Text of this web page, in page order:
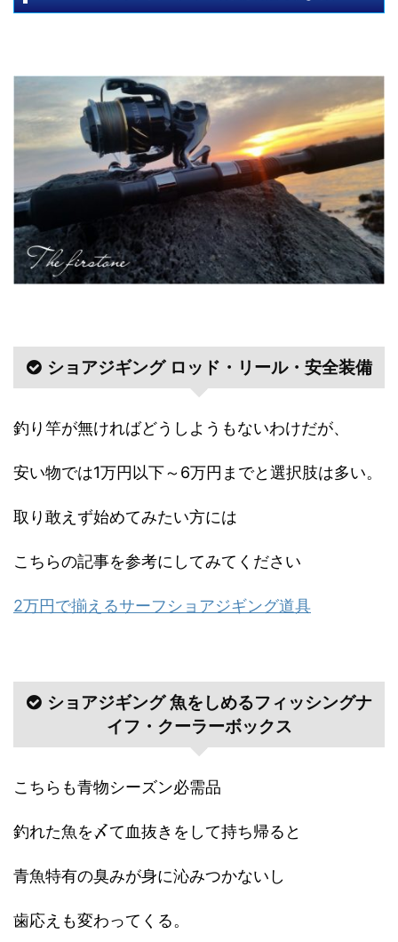
ショアジギング ロッド・リール・安全装備
釣り竿が無ければどうしようもないわけだが、
安い物では1万円以下～6万円までと選択肢は多い。
取り敢えず始めてみたい方には
こちらの記事を参考にしてみてください
2万円で揃えるサーフショアジギング道具
ショアジギング 魚をしめるフィッシングナ
イフ・クーラーボックス
こちらも青物シーズン必需品
釣れた魚を〆て血抜きをして持ち帰ると
青魚特有の臭みが身に沁みつかないし
歯応えも変わってくる。